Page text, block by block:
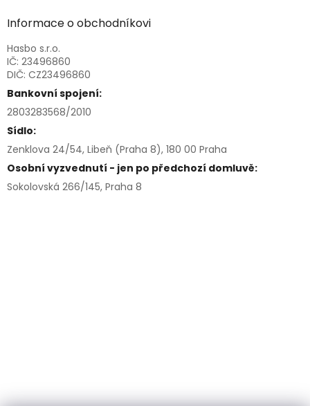
Informace o obchodníkovi
Hasbo s.r.o.
IČ: 23496860
DIČ: CZ23496860
Bankovní spojení:
2803283568/2010
Sídlo:
Zenklova 24/54, Libeň (Praha 8), 180 00 Praha
Osobní vyzvednutí - jen po předchozí domluvě:
Sokolovská 266/145, Praha 8